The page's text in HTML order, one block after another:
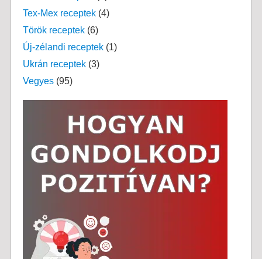
Tex-Mex receptek(4)
Török receptek(6)
Új-zélandi receptek(1)
Ukrán receptek(3)
Vegyes(95)